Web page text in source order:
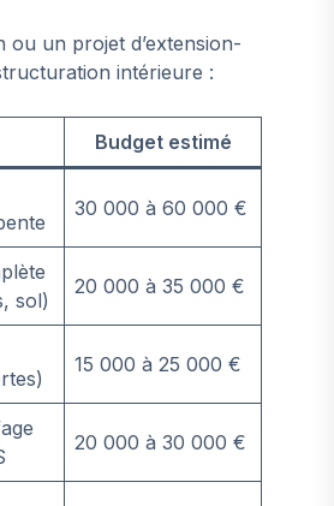
ou un projet d’extension-
intérieure :
Budget estimé
30 000 à 60 000 €
sol)
20 000 à 35 000 €
15 000 à 25 000 €
20 000 à 30 000 €